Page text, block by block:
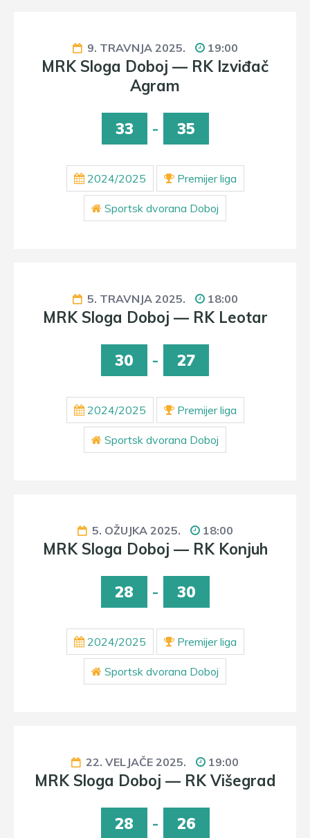
9. TRAVNJA 2025. 19:00
MRK Sloga Doboj — RK Izviđač
Agram
33 - 35
2024/2025 Premijer liga
Sportsk dvorana Doboj
5. TRAVNJA 2025. 18:00
MRK Sloga Doboj — RK Leotar
30 - 27
2024/2025 Premijer liga
Sportsk dvorana Doboj
5. OŽUJKA 2025. 18:00
MRK Sloga Doboj — RK Konjuh
28 - 30
2024/2025 Premijer liga
Sportsk dvorana Doboj
22. VELJAČE 2025. 19:00
MRK Sloga Doboj — RK Višegrad
28 - 26